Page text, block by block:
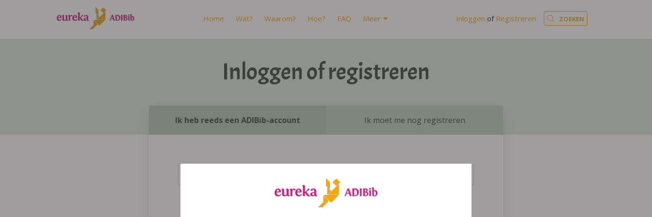
Home Wat? Waarom? Hoe? FAQ Meer Inloggen of Registreren ZOEKEN
Inloggen of registreren
Ik heb reeds een ADIBib-account Ik moet me nog registreren
Inloggen